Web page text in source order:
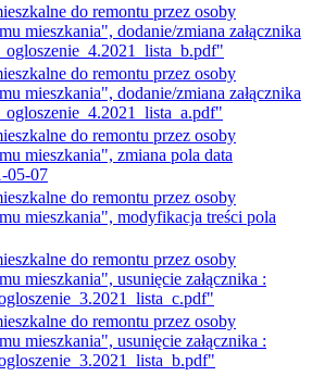
do remontu przez osoby
mieszkania", dodanie/zmiana załącznika
do remontu przez osoby
mieszkania", dodanie/zmiana załącznika
do remontu przez osoby
mieszkania", zmiana pola data
05-07
do remontu przez osoby
mieszkania", modyfikacja treści pola
do remontu przez osoby
mieszkania", usunięcie załącznika :
do remontu przez osoby
mieszkania", usunięcie załącznika :